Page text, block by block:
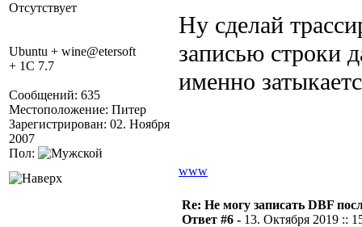
Отсутствует
Ubuntu + wine@etersoft
+ 1C 7.7
Сообщений: 635
Местоположение: Питер
Зарегистрирован: 02. Ноября
2007
Пол:
Ну сделай
записью строки
именно
www
Re: Не могу записать DBF
Ответ #6 - 13. Октября 2019 ::